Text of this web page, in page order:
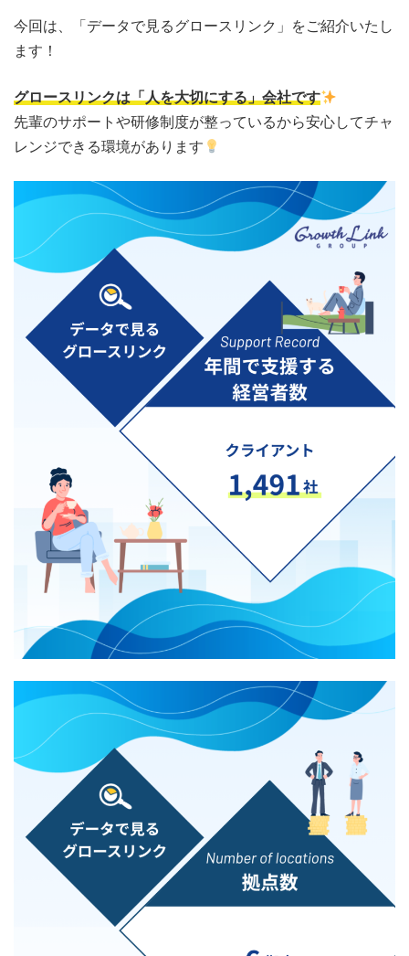
今回は、「データで見るグロースリンク」をご紹介いたし
ます！
グロースリンクは「人を大切にする」会社です
先輩のサポートや研修制度が整っているから安心してチャ
レンジできる環境があります